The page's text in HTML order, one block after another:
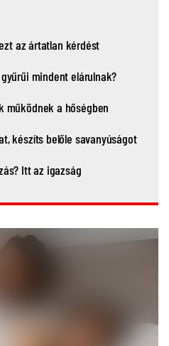
az ártatlan kérdést
mindent elárulnak?
működnek a hőségben
készíts belőle savanyúságot
Itt az igazság